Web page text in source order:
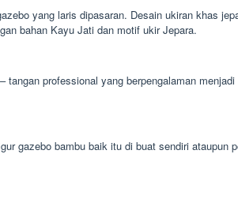
yang laris dipasaran. Desain ukiran khas
bahan Kayu Jati dan motif ukir Jepara.
professional yang berpengalaman
gazebo bambu baik itu di buat sendiri ataupun